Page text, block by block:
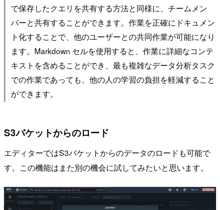
で保存したクエリを共有する方法と同様に、チームメン
バーと共有することができます。作業を正確にドキュメン
ト化することで、他のユーザーとの共同作業が可能になり
ます。Markdown セルを使用すると、作業に詳細なコンテ
キストを含めることができ、最も複雑なデータ分析タスク
での作業であっても、他の人の学習の負担を軽減すること
ができます。
S3バケットからのロード
エディターではS3バケットからのデータのロードも可能で
す。この機能はまた別の機会に試してみたいと思います。